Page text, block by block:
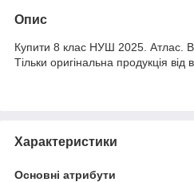
Опис
Купити 8 клас НУШ 2025. Атлас.
Тільки оригінальна продукція
Характеристики
Основні атрибути